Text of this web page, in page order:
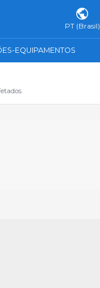
PT (Brasil)
EQUIPAMENTOS